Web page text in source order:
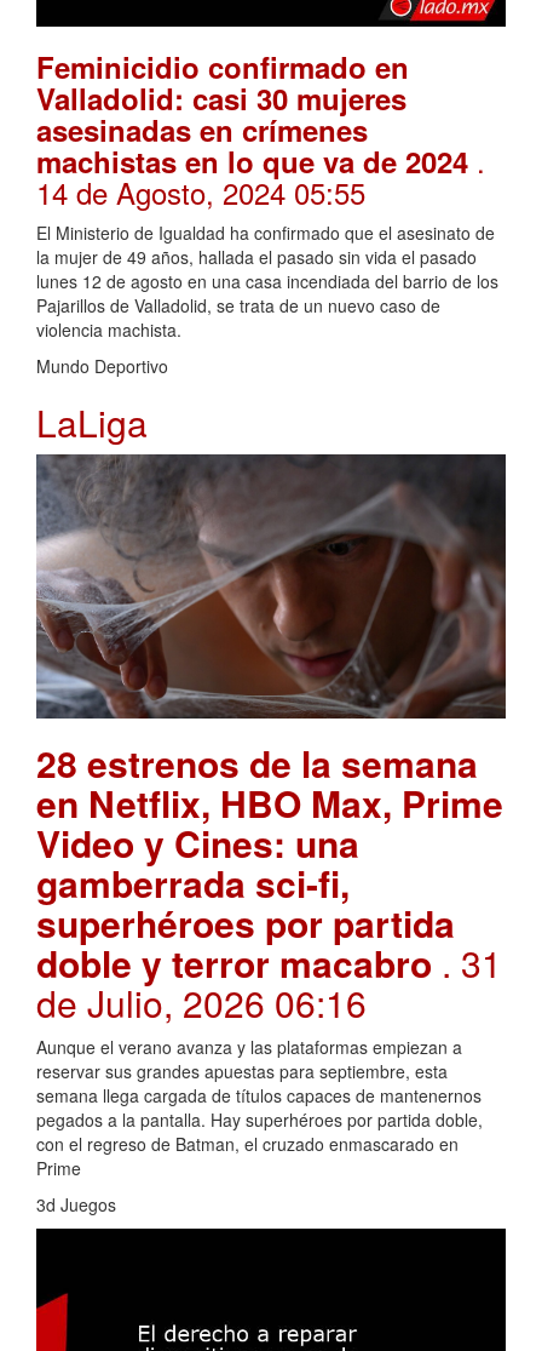
Feminicidio confirmado en
Valladolid: casi 30 mujeres
asesinadas en crímenes
machistas en lo que va de 2024 .
14 de Agosto, 2024 05:55
El Ministerio de Igualdad ha confirmado que el asesinato de
la mujer de 49 años, hallada el pasado sin vida el pasado
lunes 12 de agosto en una casa incendiada del barrio de los
Pajarillos de Valladolid, se trata de un nuevo caso de
violencia machista.
Mundo Deportivo
LaLiga
28 estrenos de la semana
en Netflix, HBO Max, Prime
Video y Cines: una
gamberrada sci-fi,
superhéroes por partida
doble y terror macabro . 31
de Julio, 2026 06:16
Aunque el verano avanza y las plataformas empiezan a
reservar sus grandes apuestas para septiembre, esta
semana llega cargada de títulos capaces de mantenernos
pegados a la pantalla. Hay superhéroes por partida doble,
con el regreso de Batman, el cruzado enmascarado en
Prime
3d Juegos